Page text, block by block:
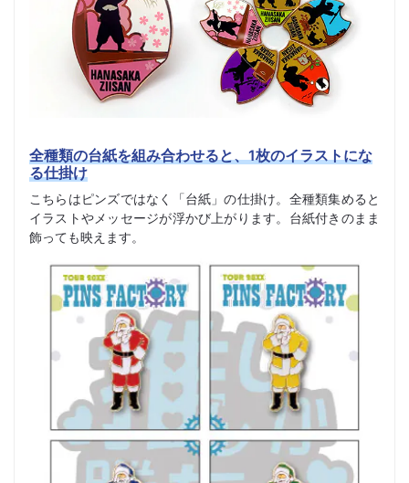
全種類の台紙を組み合わせると、1枚のイラストにな
る仕掛け
こちらはピンズではなく「台紙」の仕掛け。全種類集めると
イラストやメッセージが浮かび上がります。台紙付きのまま
飾っても映えます。